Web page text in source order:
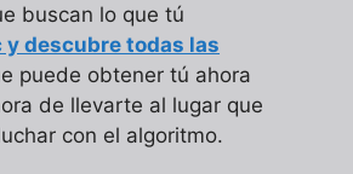
buscan lo que tú
y descubre todas las
puede obtener tú ahora
de llevarte al lugar que
con el algoritmo.